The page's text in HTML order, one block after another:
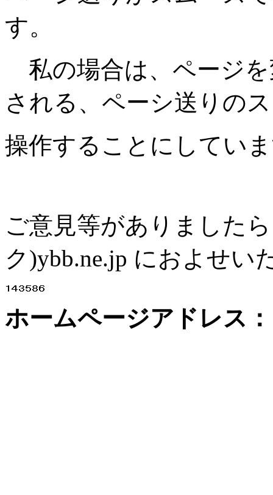
す。
私の場合は、ページ
される、ペーシ送りの
操作することにしてい
ご意見等がありました
ク)ybb.ne.jp におよせい
ホームページアドレス